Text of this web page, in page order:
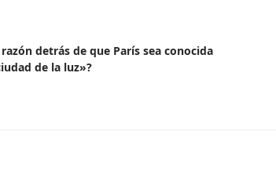
razón detrás de que París sea conocida
de la luz»?